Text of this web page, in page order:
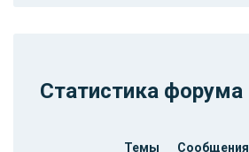
Статистика форума
Темы Сообщения